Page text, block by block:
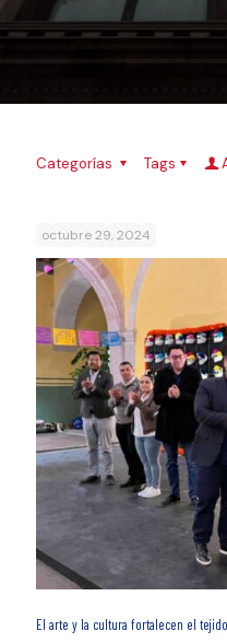
Categorías Tags
octubre 29, 2024
El arte y la cultura fortalecen el